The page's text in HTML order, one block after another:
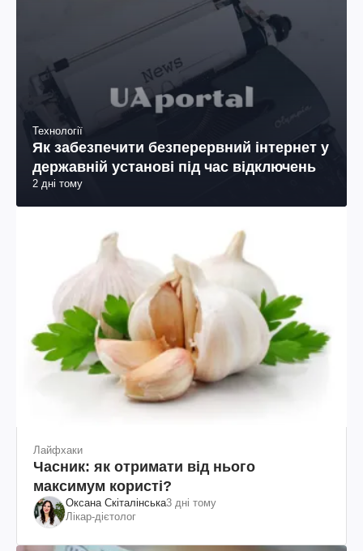
Технології
Як забезпечити безперервний інтернет у
державній установі під час відключень
2 дні тому
Лайфхаки
Часник: як отримати від нього
максимум користі?
Оксана Скіталінська3 дні тому
Лікар-дієтолог